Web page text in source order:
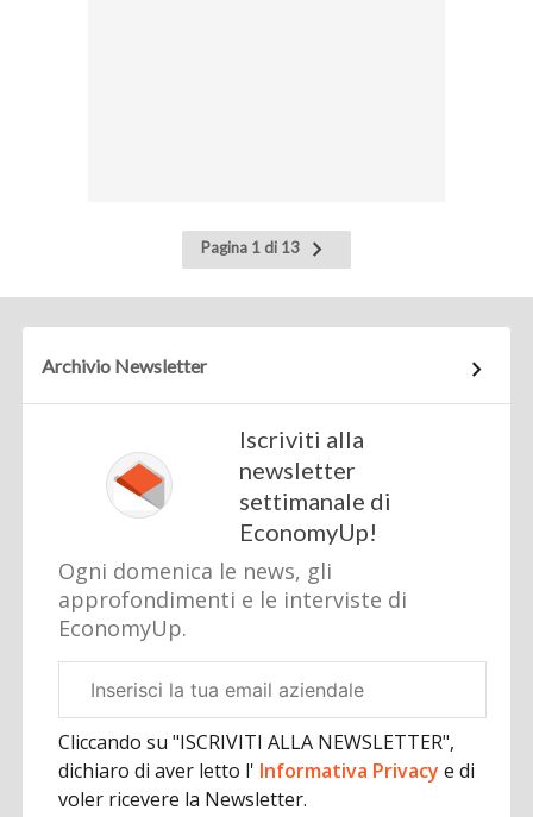
Pagina 1 di 13
Pagina
successiva
Archivio Newsletter
Iscriviti alla
newsletter
settimanale di
EconomyUp!
Ogni domenica le news, gli
approfondimenti e le interviste di
EconomyUp.
aziendale
Cliccando su "ISCRIVITI ALLA NEWSLETTER",
dichiaro di aver letto l' Informativa Privacye di
voler ricevere la Newsletter.